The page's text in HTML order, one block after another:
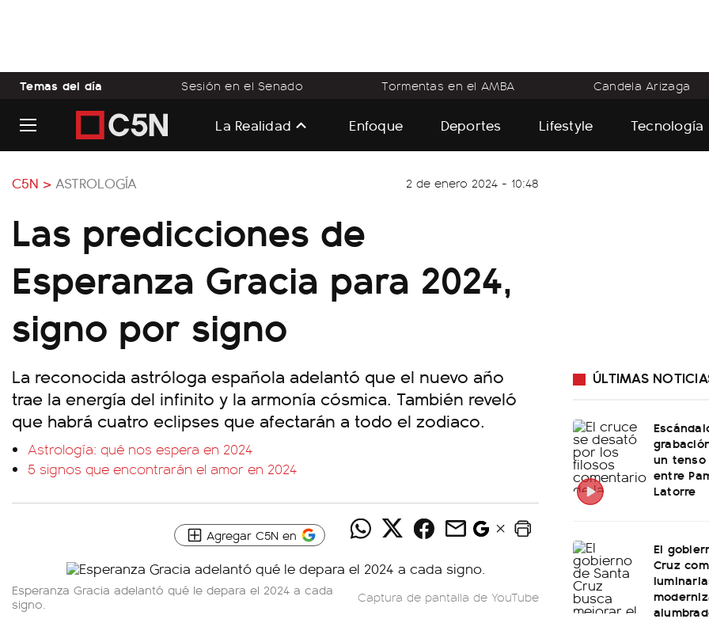
Temas del día Sesión en el Senado Tormentas en el AMBA Candela Arizaga
La Realidad Enfoque Deportes Lifestyle Tecnología
C5N > ASTROLOGÍA 2 de enero 2024 - 10:48
Las predicciones de
Esperanza Gracia para 2024,
signo por signo
La reconocida astróloga española adelantó que el nuevo año
trae la energía del infinito y la armonía cósmica. También reveló
que habrá cuatro eclipses que afectarán a todo el zodiaco.
Astrología: qué nos espera en 2024
5 signos que encontrarán el amor en 2024
Agregar C5N en
Esperanza Gracia adelantó qué le depara el 2024 a cada
signo.
Captura de pantalla de YouTube
ÚLTIMAS
un
entre
Latorre
El
Cruz